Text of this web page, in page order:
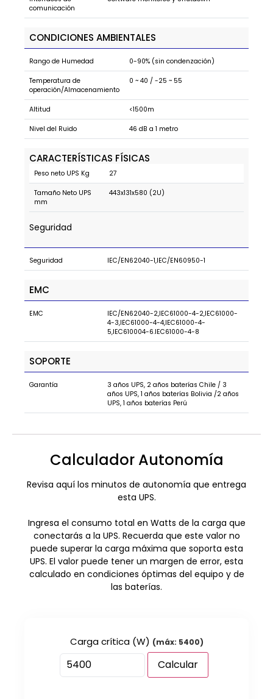
comunicación
CONDICIONES AMBIENTALES
Rango de Humedad 0-90% (sin condenzación)
Temperatura de
operación/Almacenamiento
0 ~ 40 / -25 ~ 55
Altitud <1500m
Nivel del Ruido 46 dB a 1 metro
CARACTERÍSTICAS FÍSICAS
Peso neto UPS Kg 27
Tamaño Neto UPS
mm
443x131x580 (2U)
Seguridad
Seguridad IEC/EN62040-1,IEC/EN60950-1
EMC
EMC
IEC/EN62040-2,IEC61000-4-2,IEC61000-
4-3,IEC61000-4-4,IEC61000-4-
5,IEC610004-6.IEC61000-4-8
SOPORTE
Garantía
3 años UPS, 2 años baterías Chile / 3
años UPS, 1 años baterías Bolivia /2 años
UPS, 1 años baterías Perú
Calculador Autonomía
Revisa aquí los minutos de autonomía que entrega
esta UPS.
Ingresa el consumo total en Watts de la carga que
conectarás a la UPS. Recuerda que este valor no
puede superar la carga máxima que soporta esta
UPS. El valor puede tener un margen de error, esta
calculado en condiciones óptimas del equipo y de
las baterías.
Carga crítica (W) (máx: 5400)
Calcular